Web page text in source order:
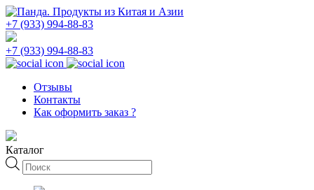
+7 (933) 994-88-83
+7 (933) 994-88-83
Отзывы
Контакты
Как оформить заказ ?
Каталог
Поиск
товаров